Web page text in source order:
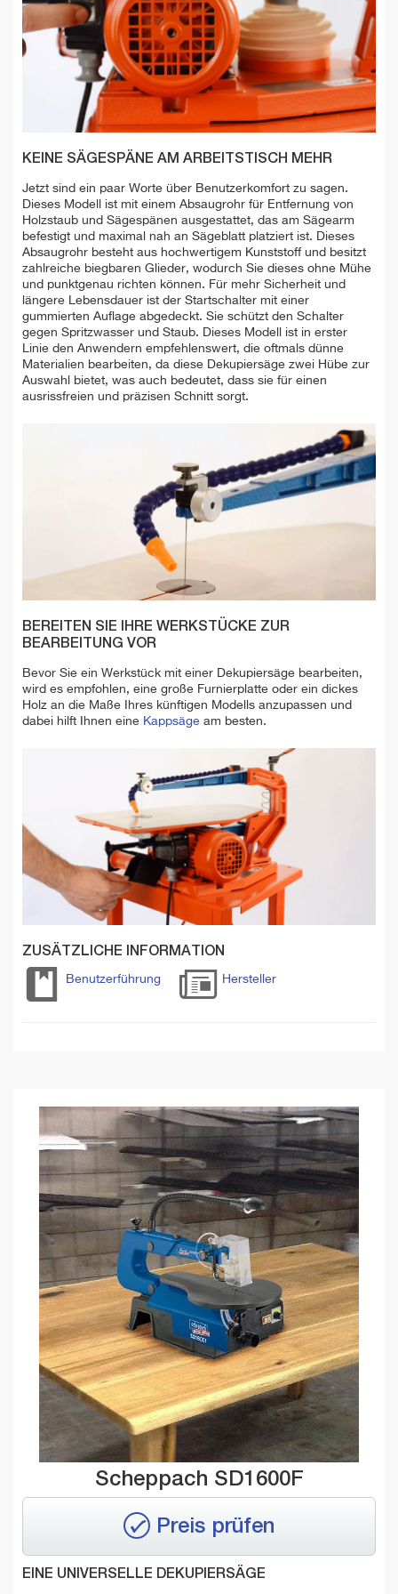
KEINE SÄGESPÄNE AM ARBEITSTISCH MEHR
Jetzt sind ein paar Worte über Benutzerkomfort zu sagen.
Dieses Modell ist mit einem Absaugrohr für Entfernung von
Holzstaub und Sägespänen ausgestattet, das am Sägearm
befestigt und maximal nah an Sägeblatt platziert ist. Dieses
Absaugrohr besteht aus hochwertigem Kunststoff und besitzt
zahlreiche biegbaren Glieder, wodurch Sie dieses ohne Mühe
und punktgenau richten können. Für mehr Sicherheit und
längere Lebensdauer ist der Startschalter mit einer
gummierten Auflage abgedeckt. Sie schützt den Schalter
gegen Spritzwasser und Staub. Dieses Modell ist in erster
Linie den Anwendern empfehlenswert, die oftmals dünne
Materialien bearbeiten, da diese Dekupiersäge zwei Hübe zur
Auswahl bietet, was auch bedeutet, dass sie für einen
ausrissfreien und präzisen Schnitt sorgt.
BEREITEN SIE IHRE WERKSTÜCKE ZUR
BEARBEITUNG VOR
Bevor Sie ein Werkstück mit einer Dekupiersäge bearbeiten,
wird es empfohlen, eine große Furnierplatte oder ein dickes
Holz an die Maße Ihres künftigen Modells anzupassen und
dabei hilft Ihnen eine Kappsäge am besten.
ZUSÄTZLICHE INFORMATION
Benutzerführung Hersteller
Scheppach SD1600F
Preis prüfen
EINE UNIVERSELLE DEKUPIERSÄGE